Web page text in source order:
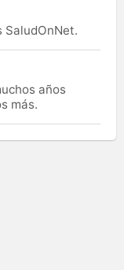
SaludOnNet.
años
más.